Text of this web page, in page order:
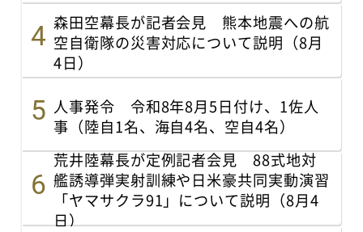
森田空幕長が記者会見 熊本地震への航
空自衛隊の災害対応について説明（8月
4日）
人事発令 令和8年8月5日付け、1佐人
事（陸自1名、海自4名、空自4名）
荒井陸幕長が定例記者会見 88式地対
艦誘導弾実射訓練や日米豪共同実動演習
「ヤマサクラ91」について説明（8月4
日）